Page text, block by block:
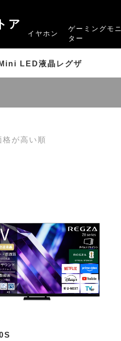
ア
イヤホン
RB-A1Sシリーズ
ゲーミングモニ
ター
RM-27G5SR
RM-G245R
RM-G278R
RM-G277R
LED液晶レグザ
格が高い順